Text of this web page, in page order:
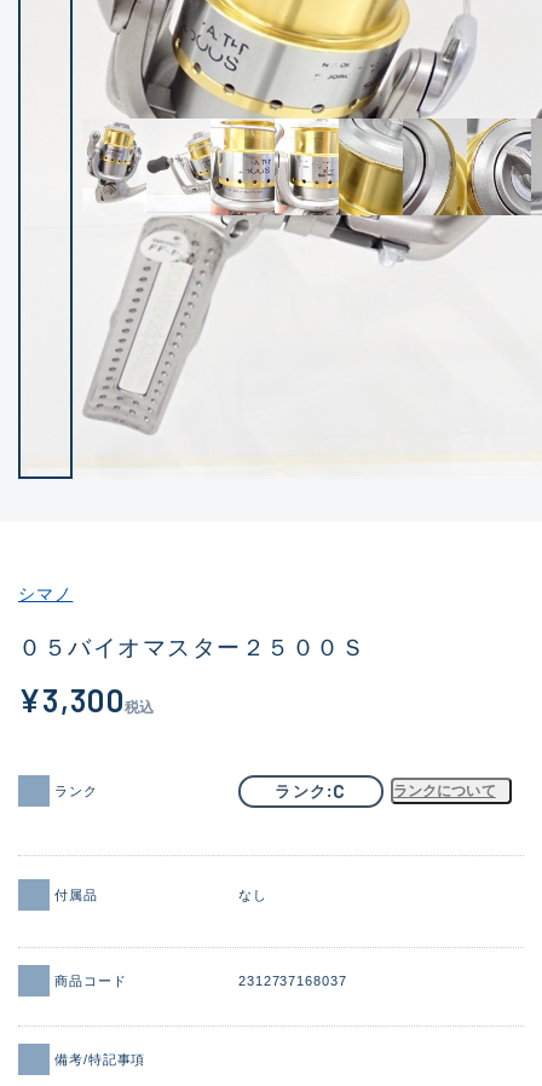
イシグロ御殿場店
イシグロ伊東店
(102220)
SA (2949)
A(17297)
B+ (12279)
B (21961)
C(38757)
C-(5142)
新商品(1954)
価格
シマノ
０５バイオマスター２５００Ｓ
¥3,300税込
ランク ランク C ランクについて
付属品 なし
商品コード 2312737168037
備考/特記事項